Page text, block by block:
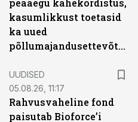
peaaegu kahekordistus,
kasumlikkust toetasid
ka uued
põllumajandusettevõtted
UUDISED
05.08.26, 11:17
Rahvusvaheline fond
paisutab Bioforce’i